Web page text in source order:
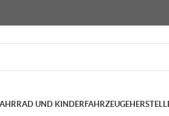
UND KINDERFAHRZEUGE